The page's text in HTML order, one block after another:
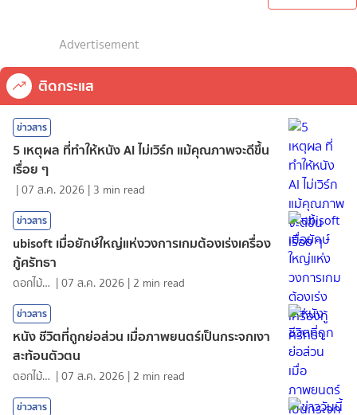
Advertisement
ติดกระแส
ข่าวสาร
5 เหตุผล ที่ทำให้หนัง AI ไม่เวิร์ก แม้คุณภาพจะดีขึ้น
เรื่อย ๆ
|07 ส.ค. 2026 | 3 min read
ข่าวสาร
ubisoft เมื่อยักษ์ใหญ่แห่งวงการเกมต้องเร่งเครื่อง
กู้ศรัทธา
ดอกไม้กับสายน้ำ |07 ส.ค. 2026 | 2 min read
ข่าวสาร
หนัง ชีวิตที่ถูกย่อส่วน เมื่อภาพยนตร์เป็นกระจกเงา
สะท้อนตัวตน
ดอกไม้กับสายน้ำ |07 ส.ค. 2026 | 2 min read
ข่าวสาร